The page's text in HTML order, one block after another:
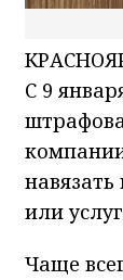
С 9
или
Чаще